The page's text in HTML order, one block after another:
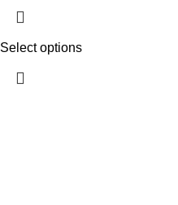
Select options